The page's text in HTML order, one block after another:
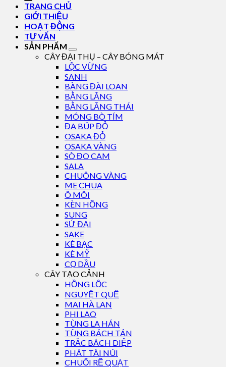
TRANG CHỦ
GIỚI THIỆU
HOẠT ĐỘNG
TƯ VẤN
SẢN PHẨM
CÂY ĐẠI THỤ – CÂY BÓNG MÁT
LỘC VỪNG
SANH
BÀNG ĐÀI LOAN
BẰNG LĂNG
BẰNG LĂNG THÁI
MÓNG BÒ TÍM
ĐA BÚP ĐỎ
OSAKA ĐỎ
OSAKA VÀNG
SÒ ĐO CAM
SALA
CHUÔNG VÀNG
ME CHUA
Ô MÔI
KÈN HỒNG
SUNG
SỨ ĐẠI
SAKE
KÈ BẠC
KÈ MỸ
CỌ DẦU
CÂY TẠO CẢNH
HỒNG LỘC
NGUYỆT QUẾ
MAI HÀ LAN
PHI LAO
TÙNG LA HÁN
TÙNG BÁCH TÁN
TRẮC BÁCH DIỆP
PHÁT TÀI NÚI
CHUỐI RẼ QUẠT